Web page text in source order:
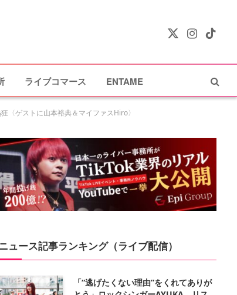
X
Instagram
TikTok
ライブコマース ENTAME
〈ゲストに山本裕典＆マイファスHiro〉
ュース記事ランキング（ライブ配信）
「“逃げたくない理由”をくれてありが